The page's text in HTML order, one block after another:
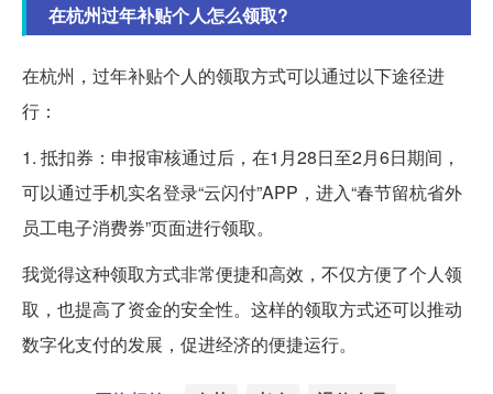
在杭州过年补贴个人怎么领取?
在杭州，过年补贴个人的领取方式可以通过以下途径进
行：
1. 抵扣券：申报审核通过后，在1月28日至2月6日期间，
可以通过手机实名登录“云闪付”APP，进入“春节留杭省外
员工电子消费券”页面进行领取。
我觉得这种领取方式非常便捷和高效，不仅方便了个人领
取，也提高了资金的安全性。这样的领取方式还可以推动
数字化支付的发展，促进经济的便捷运行。